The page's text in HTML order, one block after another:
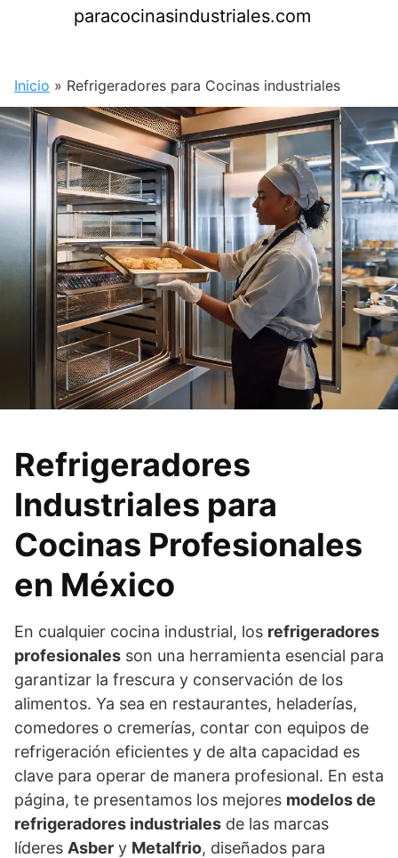
paracocinasindustriales.com
Inicio » Refrigeradores para Cocinas industriales
Refrigeradores
Industriales para
Cocinas Profesionales
en México
En cualquier cocina industrial, los refrigeradores
profesionales son una herramienta esencial para
garantizar la frescura y conservación de los
alimentos. Ya sea en restaurantes, heladerías,
comedores o cremerías, contar con equipos de
refrigeración eficientes y de alta capacidad es
clave para operar de manera profesional. En esta
página, te presentamos los mejores modelos de
refrigeradores industriales de las marcas
líderes Asber y Metalfrio, diseñados para